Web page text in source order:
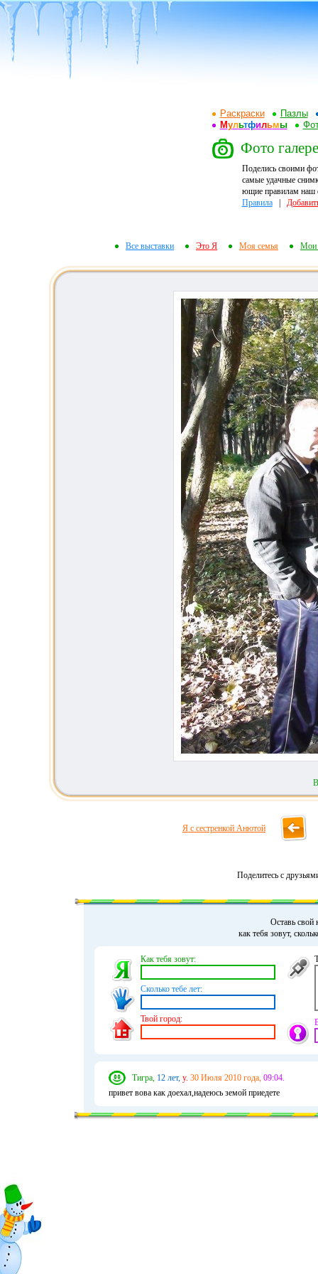
Раскраски
Пазлы
Мультфильмы
Фото
Поделись своими
самые удачные
ющие правилам наш
Правила|
Все выставки Это Я Моя семья Мои
Я с сестренкой Анютой
Поделитесь с
Оставь свой
как тебя зовут,
Как тебя зовут:
Сколько тебе лет:
Твой город:
Тигра, 12 лет, у. 30 Июля 2010 года, 09:04.
привет вова как доехал,надеюсь земой приедете